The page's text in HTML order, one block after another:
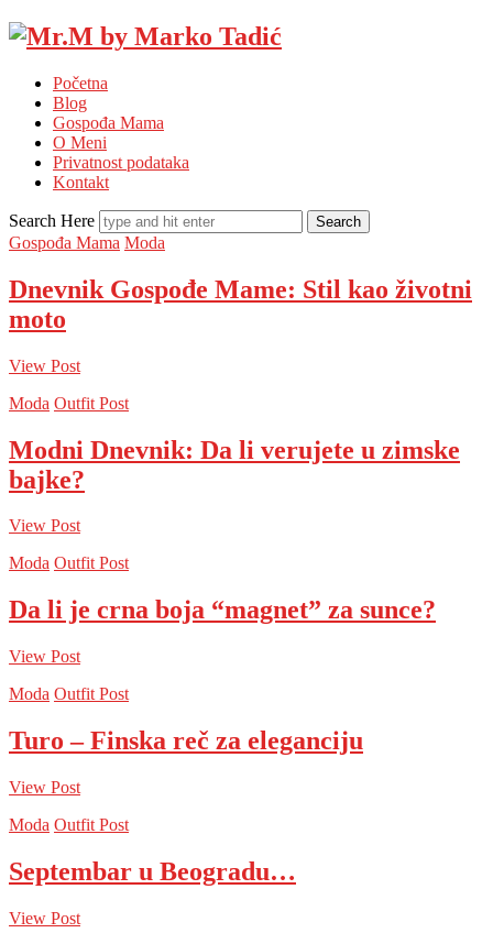
Početna
Blog
Gospođa Mama
O Meni
Privatnost podataka
Kontakt
Search Here
Gospođa Mama Moda
Dnevnik Gospođe Mame: Stil kao životni
moto
View Post
Moda Outfit Post
Modni Dnevnik: Da li verujete u zimske
bajke?
View Post
Moda Outfit Post
Da li je crna boja “magnet” za sunce?
View Post
Moda Outfit Post
Turo – Finska reč za eleganciju
View Post
Moda Outfit Post
Septembar u Beogradu…
View Post